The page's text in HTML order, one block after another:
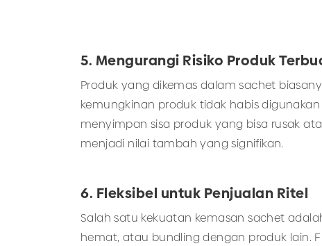
5. Mengurangi Risiko Produk
Produk yang dikemas dalam sachet
kemungkinan produk tidak habis
menyimpan sisa produk yang bisa rusak
menjadi nilai tambah yang signifikan.
6. Fleksibel untuk Penjualan Ritel
Salah satu kekuatan kemasan sachet
hemat, atau bundling dengan produk lain.